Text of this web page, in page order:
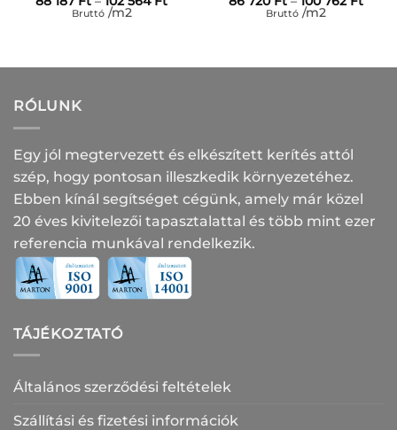
Bruttó/m2 Bruttó/m2
RÓLUNK
Egy jól megtervezett és elkészített kerítés attól
szép, hogy pontosan illeszkedik környezetéhez.
Ebben kínál segítséget cégünk, amely már közel
20 éves kivitelezői tapasztalattal és több mint ezer
referencia munkával rendelkezik.
TÁJÉKOZTATÓ
Általános szerződési feltételek
Szállítási és fizetési információk